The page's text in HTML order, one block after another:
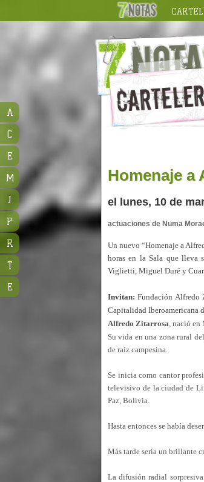
Homenaje a
el lunes, 10 de
actuaciones de Numa
Un nuevo “Homenaje a
horas en la Sala que lleva
Viglietti, Miguel Duré y
Invitan: Fundación Alfredo
Capitalidad Iberoamericana
Alfredo Zitarrosa , nació
Su vida en una zona rural
de raíz campesina.
Se inicia como cantor
televisivo de la ciudad de
Paz, Bolivia.
Hasta entonces se había
Más tarde sería un brillante
La difusión radial
A
C
E
M
J
P
R
T
E